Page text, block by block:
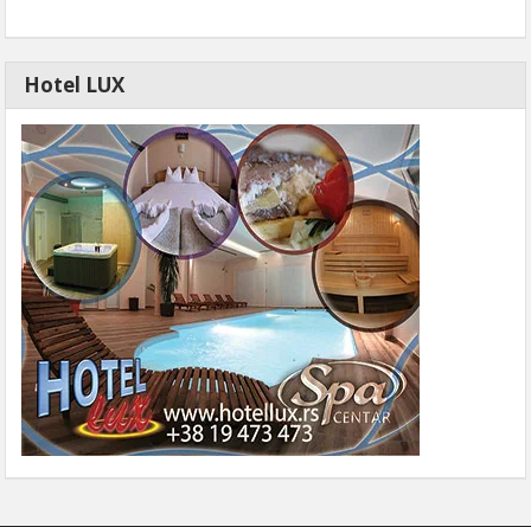
Hotel LUX